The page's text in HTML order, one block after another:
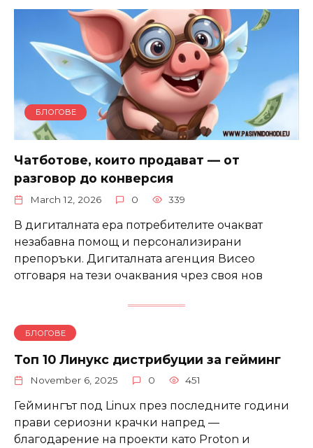
БЛОГОВЕ
Чатботове, които продават — от
разговор до конверсия
March 12, 2026 0 339
В дигиталната ера потребителите очакват
незабавна помощ и персонализирани
препоръки. Дигиталната агенция Висео
отговаря на тези очаквания чрез своя нов
БЛОГОВЕ
Топ 10 Линукс дистрибуции за гейминг
November 6, 2025 0 451
Геймингът под Linux през последните години
прави сериозни крачки напред —
благодарение на проекти като Proton и